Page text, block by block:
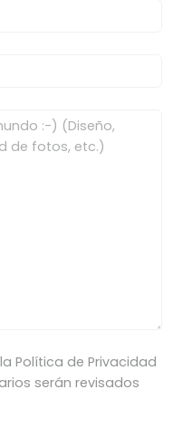
Política de Privacidad
serán revisados